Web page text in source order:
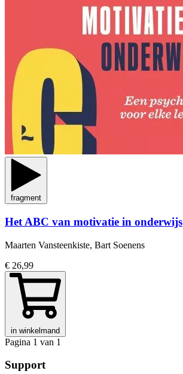
fragment
Het ABC van motivatie in onderwijs
Maarten Vansteenkiste, Bart Soenens
€ 26,99
in winkelmand
Pagina 1 van 1
Support